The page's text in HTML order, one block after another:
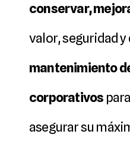
conservar,
valor, seguridad
mantenimiento
corporativos
asegurar su